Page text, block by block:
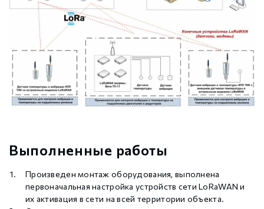
Выполненные работы
Произведен монтаж оборудования, выполнена
первоначальная настройка устройств сети LoRaWAN и
их активация в сети на всей территории объекта.